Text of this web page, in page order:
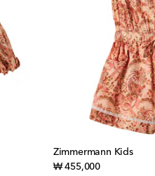
Zimmermann Kids
₩ 455,000original price